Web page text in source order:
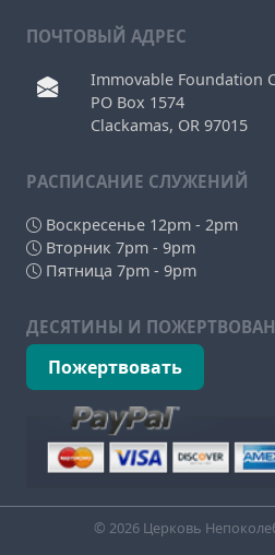
ПОЧТОВЫЙ АДРЕС
Immovable Foundation
PO Box 1574
Clackamas, OR 97015
РAСПИСАНИЕ СЛУЖЕНИЙ
Воскресенье 12pm - 2pm
Вторник 7pm - 9pm
Пятница 7pm - 9pm
ДЕСЯТИНЫ И
Пожертвовать
© 2026 Церковь